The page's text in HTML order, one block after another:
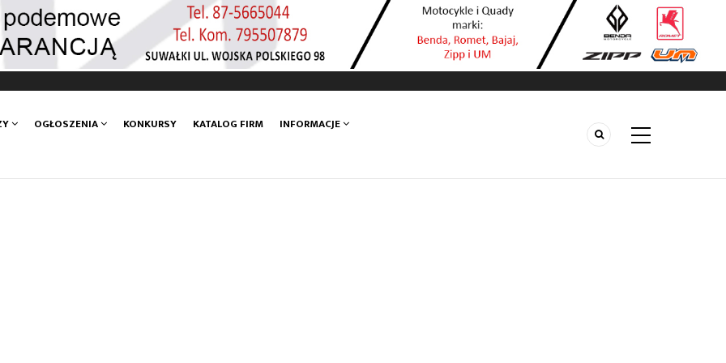
OGŁOSZENIA KONKURSY KATALOG FIRM INFORMACJE